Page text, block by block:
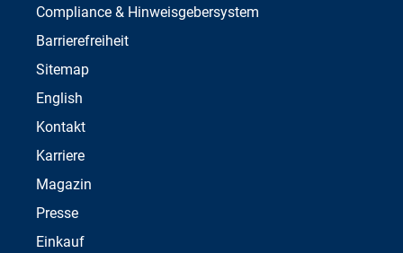
Compliance & Hinweisgebersystem
Barrierefreiheit
Sitemap
English
Kontakt
Karriere
Magazin
Presse
Einkauf